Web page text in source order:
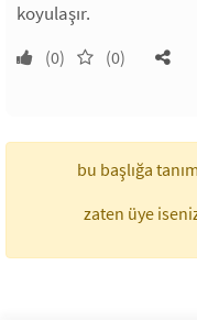
koyulaşır.
(0) (0)
bu başlığa
zaten üye